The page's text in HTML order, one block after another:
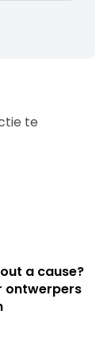
te
a cause?
ontwerpers